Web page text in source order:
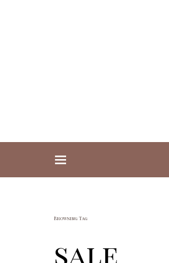
Search for:
Browsing Tag
sale